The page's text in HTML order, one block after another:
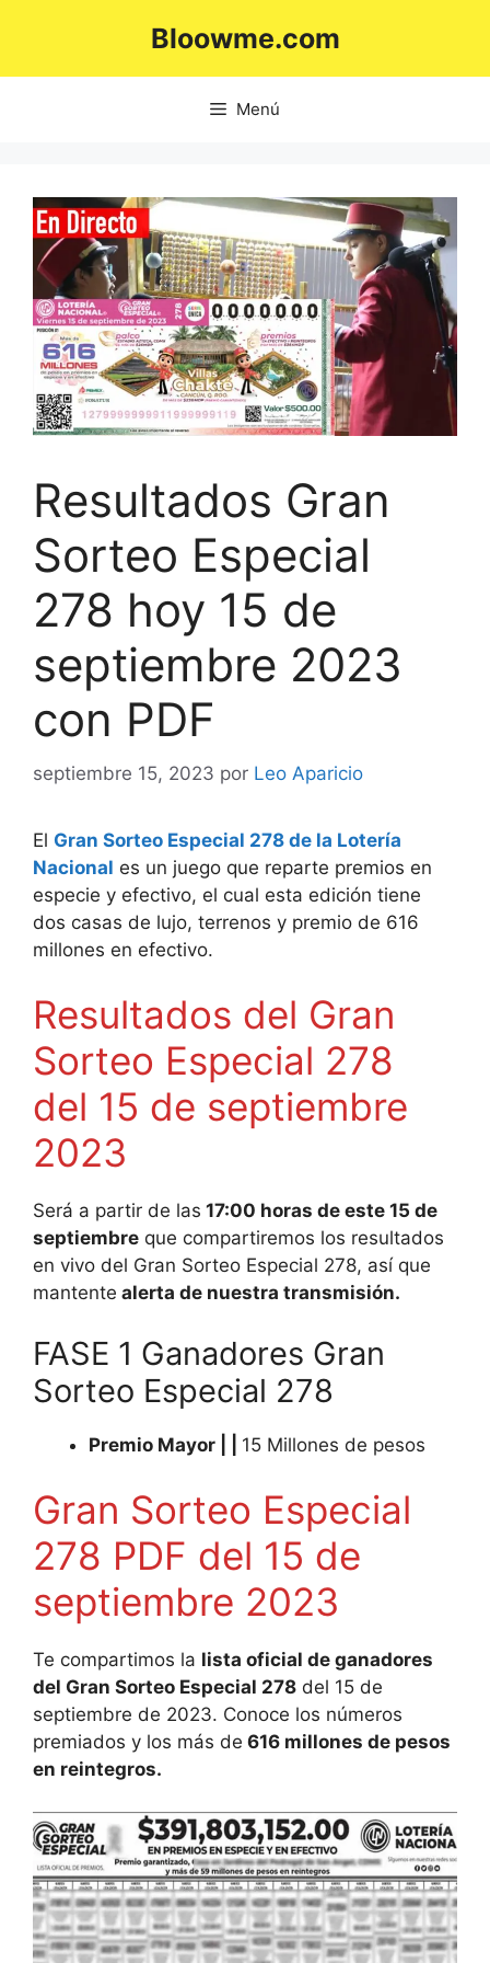
Bloowme.com
Menú
Resultados Gran
Sorteo Especial
278 hoy 15 de
septiembre 2023
con PDF
septiembre 15, 2023 por Leo Aparicio
El Gran Sorteo Especial 278 de la Lotería
Nacional es un juego que reparte premios en
especie y efectivo, el cual esta edición tiene
dos casas de lujo, terrenos y premio de 616
millones en efectivo.
Resultados del Gran
Sorteo Especial 278
del 15 de septiembre
2023
Será a partir de las 17:00 horas de este 15 de
septiembre que compartiremos los resultados
en vivo del Gran Sorteo Especial 278, así que
mantente alerta de nuestra transmisión.
FASE 1 Ganadores Gran
Sorteo Especial 278
Premio Mayor | | 15 Millones de pesos
Gran Sorteo Especial
278 PDF del 15 de
septiembre 2023
Te compartimos la lista oficial de ganadores
del Gran Sorteo Especial 278 del 15 de
septiembre de 2023. Conoce los números
premiados y los más de 616 millones de pesos
en reintegros.